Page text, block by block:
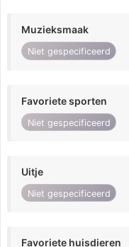
Muzieksmaak
Niet gespecificeerd
Favoriete sporten
Niet gespecificeerd
Uitje
Niet gespecificeerd
Favoriete huisdieren